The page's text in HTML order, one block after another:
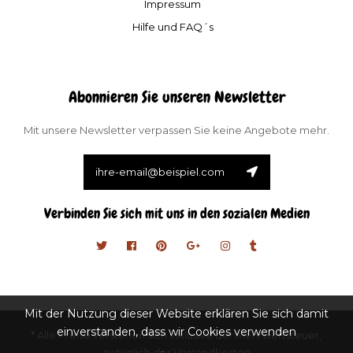
Impressum
Hilfe und FAQ´s
Abonnieren Sie unseren Newsletter
Mit unsere Newsletter verpassen Sie keine Angebote mehr.
Verbinden Sie sich mit uns in den sozialen Medien
* Alle Preise verstehen sich inklusive der Mehrwertsteuer,
Mit der Nutzung dieser Website erklären Sie sich damit
einverstanden, dass wir Cookies verwenden